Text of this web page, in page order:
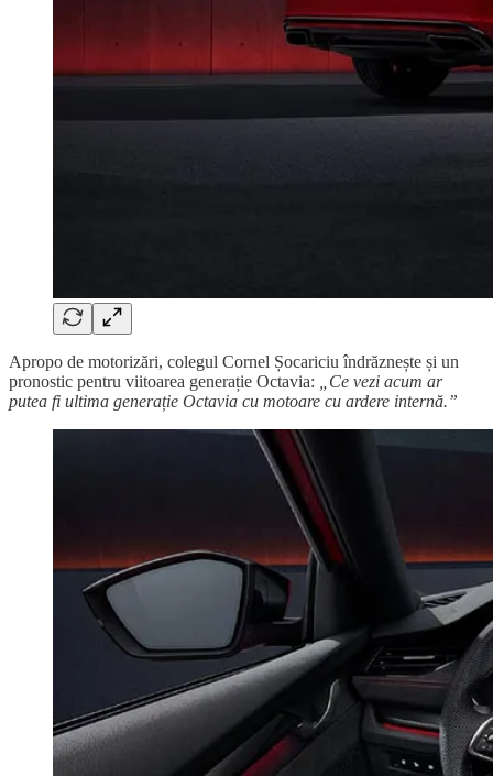
Apropo de motorizări, colegul Cornel Șocariciu îndrăznește și un
pronostic pentru viitoarea generație Octavia:
„Ce vezi acum ar
putea fi ultima generație Octavia cu motoare cu ardere internă.”